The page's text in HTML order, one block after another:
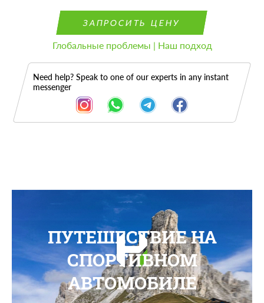
ЗАПРОСИТЬ ЦЕНУ
Глобальные проблемы | Наш подход
Need help? Speak to one of our experts in any instant
messenger
ПУТЕШЕСТВИЕ НА
СПОРТИВНОМ
АВТОМОБИЛЕ